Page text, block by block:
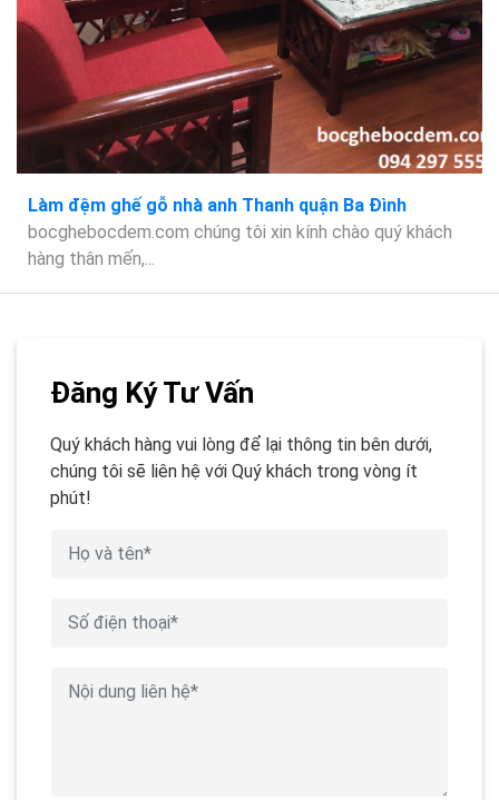
Làm đệm ghế gỗ nhà anh Thanh quận Ba Đình
bocghebocdem.com chúng tôi xin kính chào quý khách
hàng thân mến,...
Đăng Ký Tư Vấn
Quý khách hàng vui lòng để lại thông tin bên dưới,
chúng tôi sẽ liên hệ với Quý khách trong vòng ít
phút!